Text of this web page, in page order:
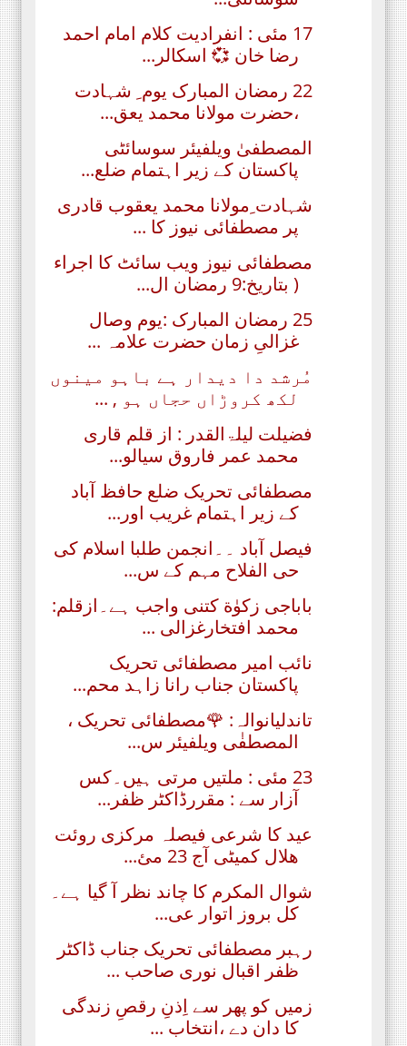
17 مئی : انفرادیت کلام امام احمد
رضا خان 💞 اسکالر...
22 رمضان المبارک یوم ِ شہادت
،حضرت مولانا محمد یعق...
المصطفیٰ ویلفیئر سوسائٹی
پاکستان کے زیر اہتمام ضلع...
شہادت ِمولانا محمد یعقوب قادری
پر مصطفائی نیوز کا ...
مصطفائی نیوز ویب سائٹ کا اجراء
( بتاریخ:9 رمضان ال...
25 رمضان المبارک :یوم وصال
غزالیِ زمان حضرت علامہ ...
مُرشد دا دیدار ہے باہو مینوں
لکھ کروڑاں حجاں ہو , ...
فضیلت لیلۃالقدر : از قلم قاری
محمد عمر فاروق سیالو...
مصطفائی تحریک ضلع حافظ آباد
کے زیر اہتمام غریب اور...
فیصل آباد ۔۔انجمن طلبا اسلام کی
حی الفلاح مہم کے س...
باباجی زکوٰة کتنی واجب ہے۔ازقلم:
محمد افتخارغزالی ...
نائب امیر مصطفائی تحریک
پاکستان جناب رانا زاہد محم...
تاندلیانوالہ: 🌹مصطفائی تحریک ،
المصطفٰی ویلفیئر س...
23 مئی : ملتیں مرتی ہیں۔کس
آزار سے : مقررڈاکٹر ظفر...
عید کا شرعی فیصلہ مرکزی روئت
ھلال کمیٹی آج 23 مئ...
شوال المکرم کا چاند نظر آ گیا ہے۔
کل بروز اتوار عی...
رہبر مصطفائی تحریک جناب ڈاکٹر
ظفر اقبال نوری صاحب ...
زمیں کو پھر سے اِذنِ رقصِ زندگی
کا دان دے ،انتخاب ...